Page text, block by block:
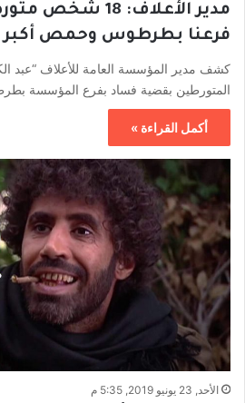
مدير الأعلاف:
فرعنا بطرطوس وحمص أكبر
كشف مدير المؤسسة العامة للأعلاف “عبد
المتورطين بقضية فساد بفرع المؤسسة بطرطوس، بلغ
أكمل القراءة »
الأحد, 23 يونيو 2019, 5:35 م